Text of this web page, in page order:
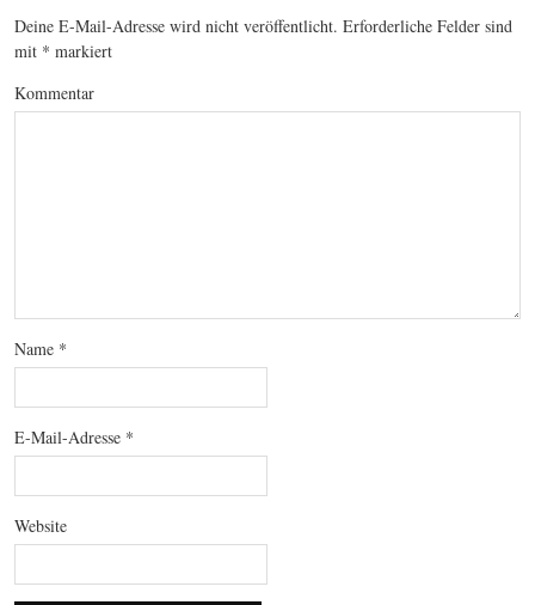
Deine E-Mail-Adresse wird nicht veröffentlicht. Erforderliche Felder sind
mit * markiert
Kommentar
Name *
E-Mail-Adresse *
Website